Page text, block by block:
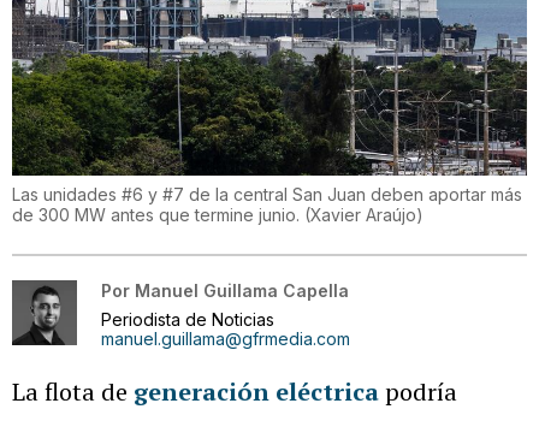
Las unidades #6 y #7 de la central San Juan deben aportar más
de 300 MW antes que termine junio. (Xavier Araújo)
Por Manuel Guillama Capella
Periodista de Noticias
manuel.guillama@gfrmedia.com
La flota de generación eléctricapodría